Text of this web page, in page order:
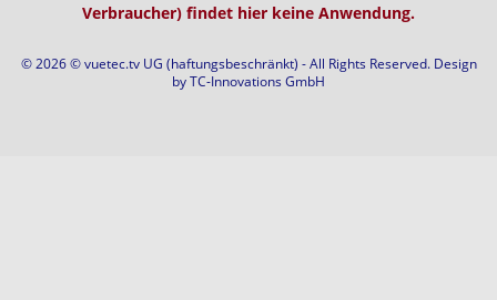
Verbraucher) findet hier keine Anwendung.
© 2026 © vuetec.tv UG (haftungsbeschränkt) - All Rights Reserved. Design
byTC-Innovations GmbH